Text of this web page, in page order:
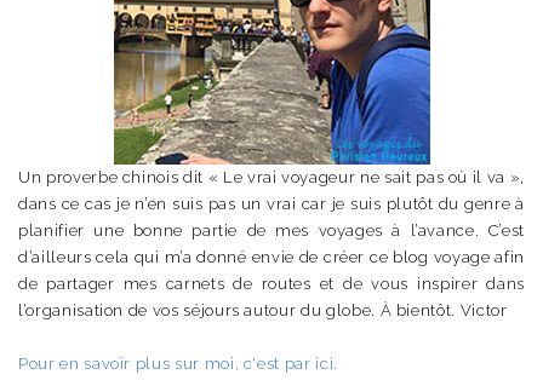
Un proverbe chinois dit « Le vrai voyageur ne sait pas où il va »,
dans ce cas je n’en suis pas un vrai car je suis plutôt du genre à
planifier une bonne partie de mes voyages à l’avance. C’est
d’ailleurs cela qui m’a donné envie de créer ce blog voyage afin
de partager mes carnets de routes et de vous inspirer dans
l’organisation de vos séjours autour du globe. À bientôt. Victor
Pour en savoir plus sur moi, c'est par ici.